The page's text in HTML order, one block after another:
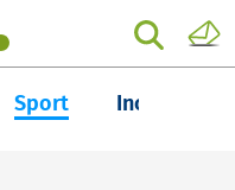
Sport Inchieste